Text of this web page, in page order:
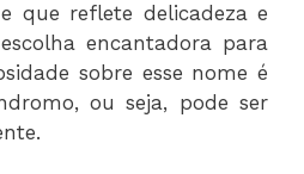
que reflete delicadeza e
encantadora para
sobre esse nome é
ou seja, pode ser